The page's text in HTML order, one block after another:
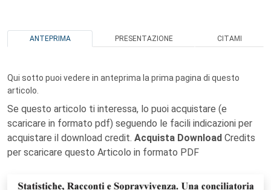
ANTEPRIMA PRESENTAZIONE CITAMI
Qui sotto puoi vedere in anteprima la prima pagina di questo
articolo.
Se questo articolo ti interessa, lo puoi acquistare (e
scaricare in formato pdf) seguendo le facili indicazioni per
acquistare il download credit. Acquista Download Credits
per scaricare questo Articolo in formato PDF